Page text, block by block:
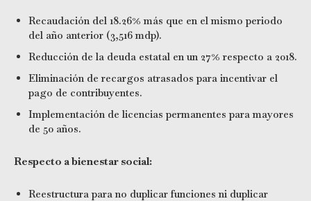
Recaudación del 18.26% más que en el mismo periodo
del año anterior (3,516 mdp).
Reducción de la deuda estatal en un 27% respecto a 2018.
Eliminación de recargos atrasados para incentivar el
pago de contribuyentes.
Implementación de licencias permanentes para mayores
de 50 años.
Respecto a bienestar social:
Reestructura para no duplicar funciones ni duplicar